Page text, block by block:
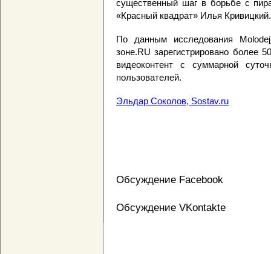
существенный шаг в борьбе с
«Красный квадрат» Илья Кривицкий.
По данным исследования
зоне.RU зарегистрировано более
видеоконтент с суммарной
пользователей.
Эльдар Соколов, Sostav.ru
Обсуждение Facebook
Обсуждение VKontakte